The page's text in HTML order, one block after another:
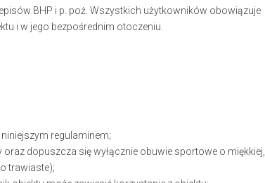
BHP i p. poż. Wszystkich użytkowników obowiązuje
i w jego bezpośrednim otoczeniu.
regulaminem;
dopuszcza się wyłącznie obuwie sportowe o miękkiej,
trawiaste);